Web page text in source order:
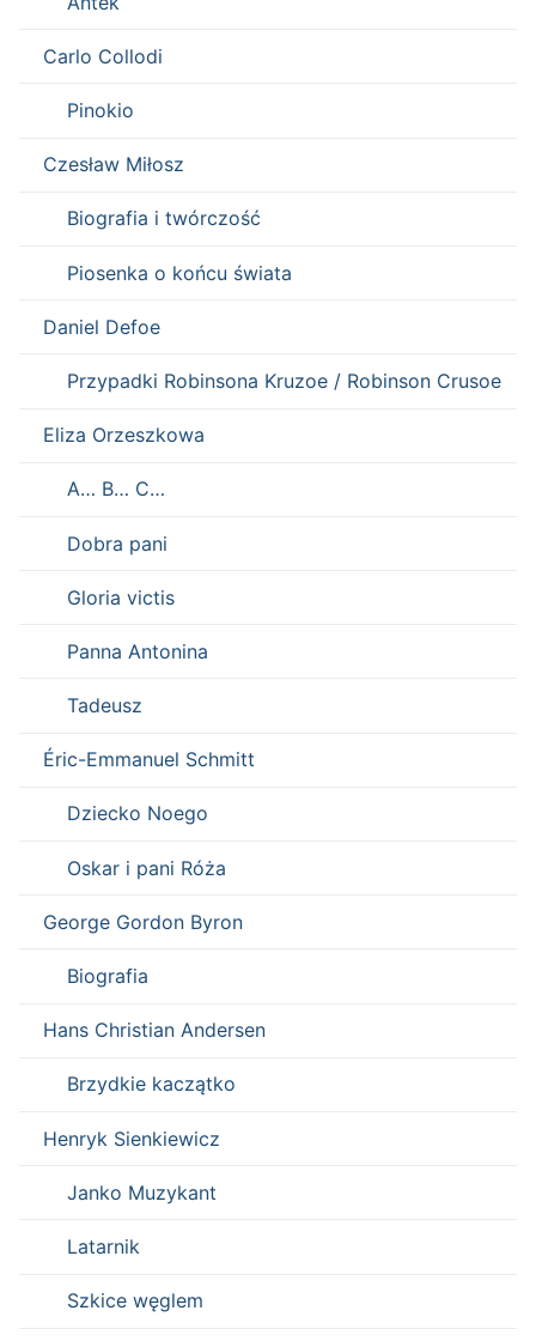
Carlo Collodi
Pinokio
Czesław Miłosz
Biografia i twórczość
Piosenka o końcu świata
Daniel Defoe
Przypadki Robinsona Kruzoe / Robinson Crusoe
Eliza Orzeszkowa
A… B… C…
Dobra pani
Gloria victis
Panna Antonina
Tadeusz
Éric-Emmanuel Schmitt
Dziecko Noego
Oskar i pani Róża
George Gordon Byron
Biografia
Hans Christian Andersen
Brzydkie kaczątko
Henryk Sienkiewicz
Janko Muzykant
Latarnik
Szkice węglem